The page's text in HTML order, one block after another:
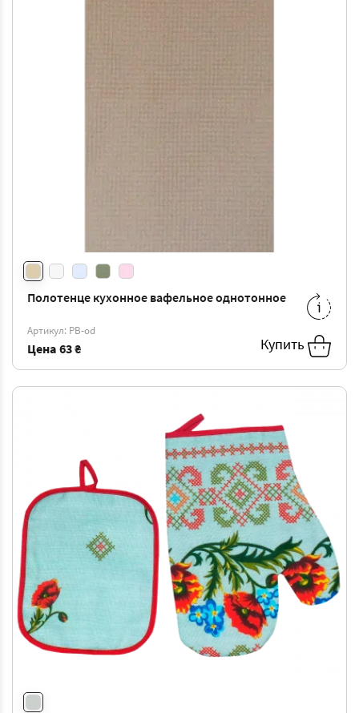
Полотенце кухонное вафельное однотонное
Артикул: РВ-od
Цена 63 ₴ Купить
35*60 63 ₴